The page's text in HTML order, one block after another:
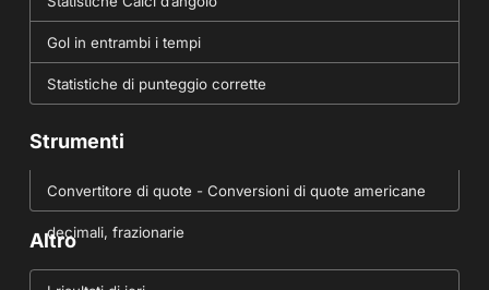
Gol in entrambi i tempi
Statistiche di punteggio corrette
Strumenti
Convertitore di quote - Conversioni di quote americane
decimali, frazionarie
Altro